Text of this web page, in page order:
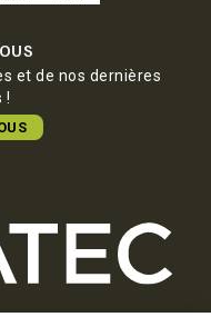
et de nos dernières
!